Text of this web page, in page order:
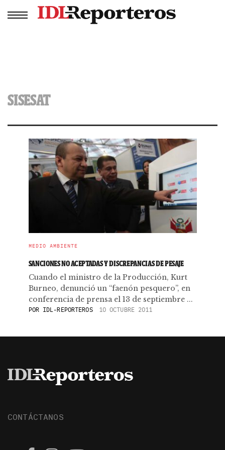
SISESAT
MEDIO AMBIENTE
SANCIONES NO ACEPTADAS Y DISCREPANCIAS DE PESAJE
Cuando el ministro de la Producción, Kurt
Burneo, denunció un “faenón pesquero”, en
conferencia de prensa el 13 de septiembre ...
POR IDL-REPORTEROS 10 OCTUBRE 2011
CONTÁCTANOS